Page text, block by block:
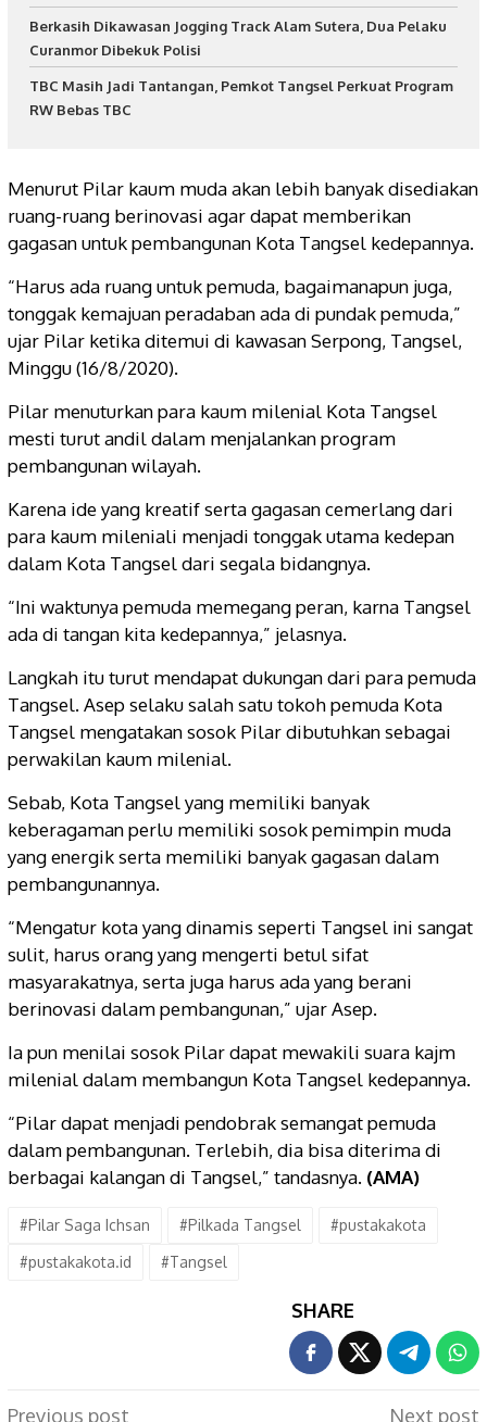
Berkasih Dikawasan Jogging Track Alam Sutera, Dua Pelaku
Curanmor Dibekuk Polisi
TBC Masih Jadi Tantangan, Pemkot Tangsel Perkuat Program
RW Bebas TBC
Menurut Pilar kaum muda akan lebih banyak disediakan
ruang-ruang berinovasi agar dapat memberikan
gagasan untuk pembangunan Kota Tangsel kedepannya.
“Harus ada ruang untuk pemuda, bagaimanapun juga,
tonggak kemajuan peradaban ada di pundak pemuda,”
ujar Pilar ketika ditemui di kawasan Serpong, Tangsel,
Minggu (16/8/2020).
Pilar menuturkan para kaum milenial Kota Tangsel
mesti turut andil dalam menjalankan program
pembangunan wilayah.
Karena ide yang kreatif serta gagasan cemerlang dari
para kaum mileniali menjadi tonggak utama kedepan
dalam Kota Tangsel dari segala bidangnya.
“Ini waktunya pemuda memegang peran, karna Tangsel
ada di tangan kita kedepannya,” jelasnya.
Langkah itu turut mendapat dukungan dari para pemuda
Tangsel. Asep selaku salah satu tokoh pemuda Kota
Tangsel mengatakan sosok Pilar dibutuhkan sebagai
perwakilan kaum milenial.
Sebab, Kota Tangsel yang memiliki banyak
keberagaman perlu memiliki sosok pemimpin muda
yang energik serta memiliki banyak gagasan dalam
pembangunannya.
“Mengatur kota yang dinamis seperti Tangsel ini sangat
sulit, harus orang yang mengerti betul sifat
masyarakatnya, serta juga harus ada yang berani
berinovasi dalam pembangunan,” ujar Asep.
Ia pun menilai sosok Pilar dapat mewakili suara kajm
milenial dalam membangun Kota Tangsel kedepannya.
“Pilar dapat menjadi pendobrak semangat pemuda
dalam pembangunan. Terlebih, dia bisa diterima di
berbagai kalangan di Tangsel,” tandasnya. (AMA)
#Pilar Saga Ichsan #Pilkada Tangsel
#pustakakota
#pustakakota.id
#Tangsel
SHARE
Previous post Next post